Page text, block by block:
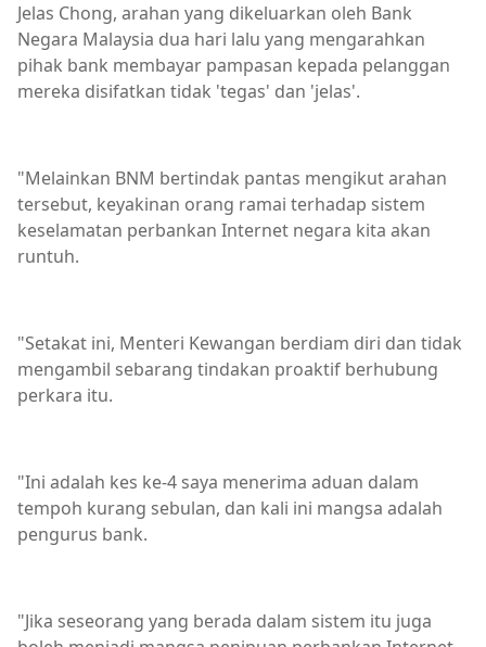
Jelas Chong, arahan yang dikeluarkan oleh Bank
Negara Malaysia dua hari lalu yang mengarahkan
pihak bank membayar pampasan kepada pelanggan
mereka disifatkan tidak 'tegas' dan 'jelas'.
"Melainkan BNM bertindak pantas mengikut arahan
tersebut, keyakinan orang ramai terhadap sistem
keselamatan perbankan Internet negara kita akan
runtuh.
"Setakat ini, Menteri Kewangan berdiam diri dan tidak
mengambil sebarang tindakan proaktif berhubung
perkara itu.
"Ini adalah kes ke-4 saya menerima aduan dalam
tempoh kurang sebulan, dan kali ini mangsa adalah
pengurus bank.
"Jika seseorang yang berada dalam sistem itu juga